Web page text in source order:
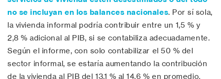
no se incluyan en los balances nacionales. Por sí sola,
la vivienda informal podría contribuir entre un 1,5 % y
2,8 % adicional al PIB, si se contabiliza adecuadamente.
Según el informe, con solo contabilizar el 50 % del
sector informal, se estaría aumentando la contribución
de la vivienda al PIB del 13,1 % al 14,6 % en promedio.